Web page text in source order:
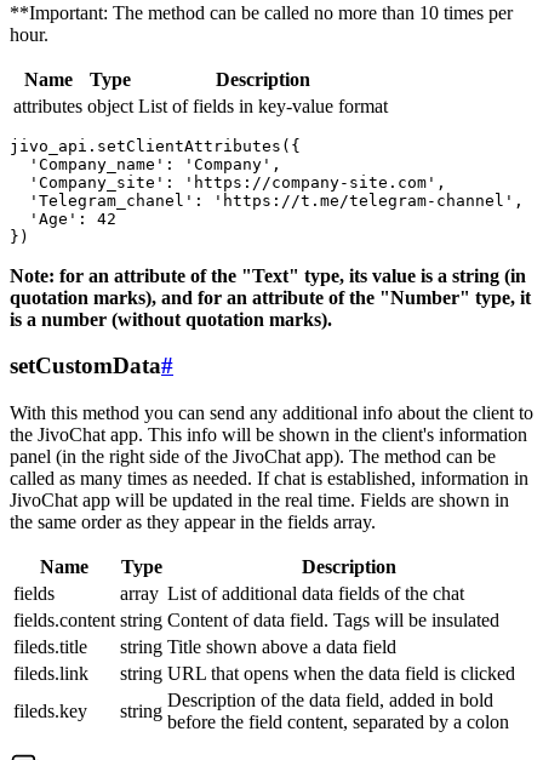
**Important: The method can be called no more than 10 times per
hour.
Name Type
Description
attributes object List of fields in key-value format
jivo_api.setClientAttributes({
  'Company_name': 'Company',
  'Company_site': 'https://company-site.com',
  'Telegram_chanel': 'https://t.me/telegram-channel',
  'Age': 42
Note: for an attribute of the "Text" type, its value is a string (in
quotation marks), and for an attribute of the "Number" type, it
is a number (without quotation marks).
setCustomData#
With this method you can send any additional info about the client to
the JivoChat app. This info will be shown in the client's information
panel (in the right side of the JivoChat app). The method can be
called as many times as needed. If chat is established, information in
JivoChat app will be updated in the real time. Fields are shown in
the same order as they appear in the fields array.
Name Type
Description
fields
array List of additional data fields of the chat
fields.content string Content of data field. Tags will be insulated
fileds.title
string Title shown above a data field
fileds.link
string URL that opens when the data field is clicked
fileds.key
string
Description of the data field, added in bold
before the field content, separated by a colon